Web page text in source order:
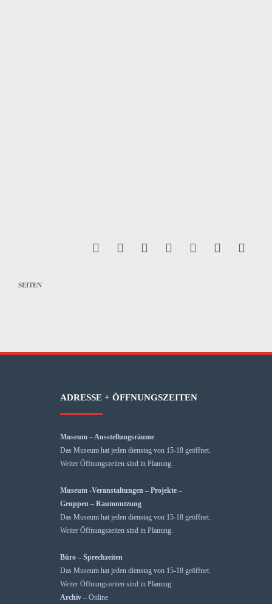
SEITEN
ADRESSE + ÖFFNUNGSZEITEN
Museum – Ausstellungsräume
Das Museum hat jeden dienstag von 15-18 geöffnet.
Weiter Öffnungszeiten sind in Planung.
Museum -Veranstaltungen – Projekte –
Gruppen – Raumnutzung
Das Museum hat jeden dienstag von 15-18 geöffnet.
Weiter Öffnungszeiten sind in Planung.
Büro – Sprechzeiten
Das Museum hat jeden dienstag von 15-18 geöffnet.
Weiter Öffnungszeiten sind in Planung.
Archiv – Online